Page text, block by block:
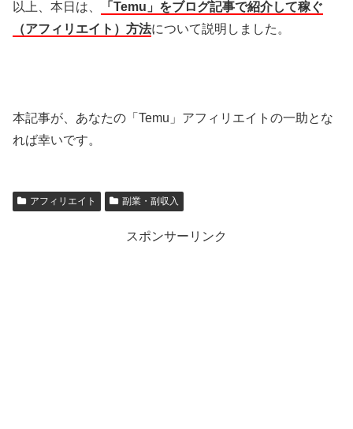
以上、本日は、
「Temu」をブログ記事で紹介して稼ぐ
（アフィリエイト）方法について説明しました。
本記事が、あなたの「Temu」アフィリエイトの一助とな
れば幸いです。
アフィリエイト 副業・副収入
スポンサーリンク